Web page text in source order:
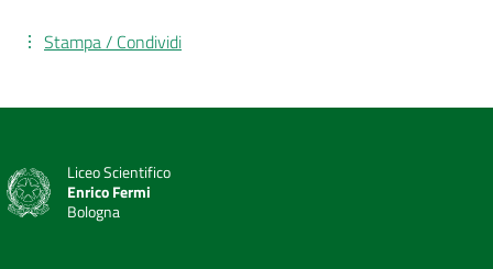
Stampa / Condividi
Liceo Scientifico
Enrico Fermi
Bologna